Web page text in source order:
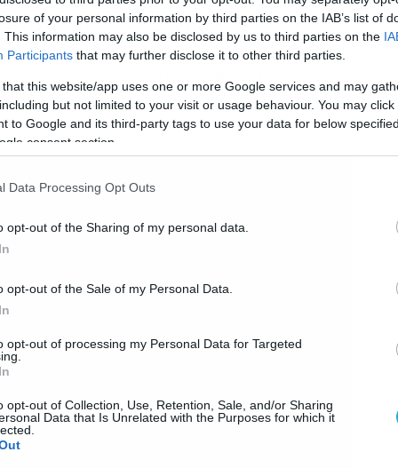
of your personal information by third parties on the IAB’s list of
This information may also be disclosed by us to third parties on the
Participants that may further disclose it to other third parties.
that this website/app uses one or more Google services and may
but not limited to your visit or usage behaviour. You may
to Google and its third-party tags to use your data for below
consent section.
Data Processing Opt Outs
opt-out of the Sharing of my personal data.
opt-out of the Sale of my Personal Data.
opt-out of processing my Personal Data for Targeted
opt-out of Collection, Use, Retention, Sale, and/or Sharing
Data that Is Unrelated with the Purposes for which it
υπογράφουν οι VLOSPA, OGE,
Creative director της εμφάνισης της
Eurovision είναι ο Φωκάς Ευαγγελινός,
direction έχει αναλάβει ο Mecnun
direction οι NMR.